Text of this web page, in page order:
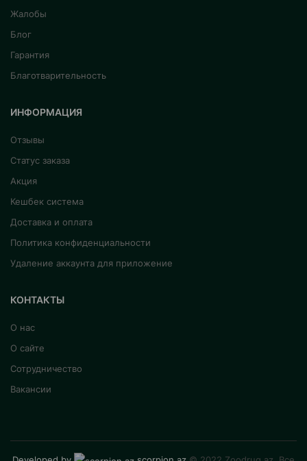
Жалобы
Блог
Гарантия
Благотварительность
ИНФОРМАЦИЯ
Отзывы
Статус заказа
Акция
Кешбек система
Доставка и оплата
Политика конфиденциальности
Удаление аккаунта для приложение
КОНТАКТЫ
О нас
О сайте
Сотрудничество
Вакансии